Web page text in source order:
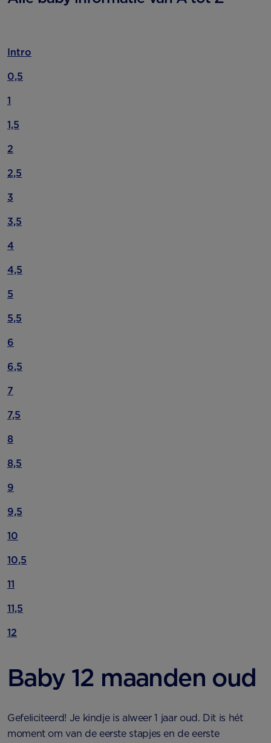
Intro
0,5
1
1,5
2
2,5
3
3,5
4
4,5
5
5,5
6
6,5
7
7,5
8
8,5
9
9,5
10
10,5
11
11,5
12
Baby 12 maanden oud
Gefeliciteerd! Je kindje is alweer 1 jaar oud. Dit is hét
moment om van de eerste stapjes en de eerste